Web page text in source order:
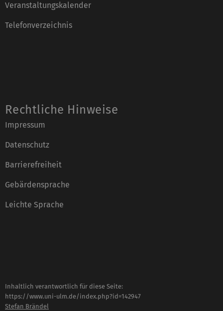
Veranstaltungskalender
Telefonverzeichnis
Rechtliche Hinweise
Impressum
Datenschutz
Barrierefreiheit
Gebärdensprache
Leichte Sprache
Inhaltlich verantwortlich für diese Seite:
https://www.uni-ulm.de/index.php?id=142947
Stefan Brändel